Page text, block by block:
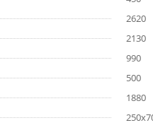
2620
2130
990
500
1880